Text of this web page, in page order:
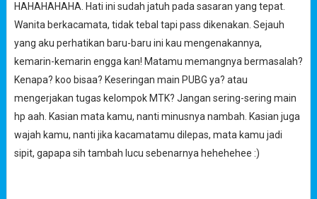
HAHAHAHAHA. Hati ini sudah jatuh pada sasaran yang tepat.
Wanita berkacamata, tidak tebal tapi pass dikenakan. Sejauh
yang aku perhatikan baru-baru ini kau mengenakannya,
kemarin-kemarin engga kan! Matamu memangnya bermasalah?
Kenapa? koo bisaa? Keseringan main PUBG ya? atau
mengerjakan tugas kelompok MTK? Jangan sering-sering main
hp aah. Kasian mata kamu, nanti minusnya nambah. Kasian juga
wajah kamu, nanti jika kacamatamu dilepas, mata kamu jadi
sipit, gapapa sih tambah lucu sebenarnya hehehehee :)